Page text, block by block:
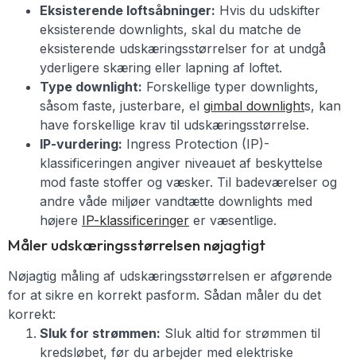
Eksisterende loftsåbninger: Hvis du udskifter
eksisterende downlights, skal du matche de
eksisterende udskæringsstørrelser for at undgå
yderligere skæring eller lapning af loftet.
Type downlight: Forskellige typer downlights,
såsom faste, justerbare, el gimbal downlights, kan
have forskellige krav til udskæringsstørrelse.
IP-vurdering: Ingress Protection (IP)-
klassificeringen angiver niveauet af beskyttelse
mod faste stoffer og væsker. Til badeværelser og
andre våde miljøer vandtætte downlights med
højere IP-klassificeringer er væsentlige.
Måler udskæringsstørrelsen nøjagtigt
Nøjagtig måling af udskæringsstørrelsen er afgørende
for at sikre en korrekt pasform. Sådan måler du det
korrekt:
Sluk for strømmen: Sluk altid for strømmen til
kredsløbet, før du arbejder med elektriske